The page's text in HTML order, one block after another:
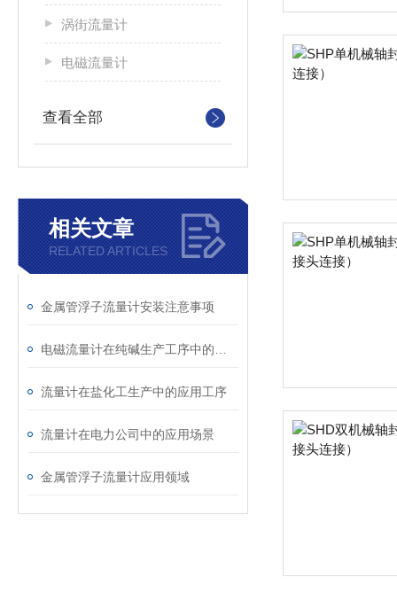
涡街流量计
电磁流量计
查看全部
相关文章
RELATED ARTICLES
金属管浮子流量计安装注意事项
流量计在盐化工生产中的应用工序
流量计在电力公司中的应用场景
金属管浮子流量计应用领域